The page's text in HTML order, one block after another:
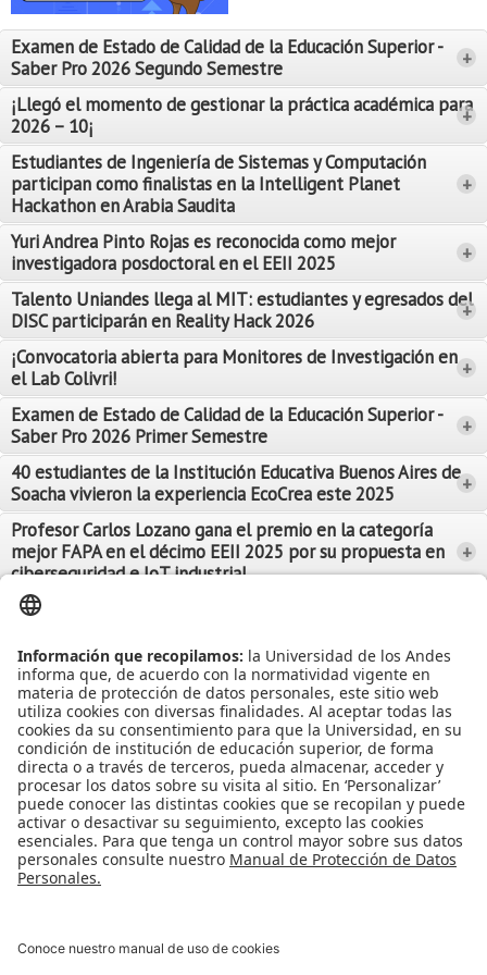
Examen de Estado de Calidad de la Educación Superior -
Saber Pro 2026 Segundo Semestre
+
Leer Más
¡Llegó el momento de gestionar la práctica académica para
2026 – 10¡
+
Leer Más
Estudiantes de Ingeniería de Sistemas y Computación
participan como finalistas en la Intelligent Planet
Hackathon en Arabia Saudita
+
Leer Más
Yuri Andrea Pinto Rojas es reconocida como mejor
investigadora posdoctoral en el EEII 2025
+
Leer Más
Talento Uniandes llega al MIT: estudiantes y egresados del
DISC participarán en Reality Hack 2026
+
Leer Más
¡Convocatoria abierta para Monitores de Investigación en
el Lab Colivri!
+
Leer Más
Examen de Estado de Calidad de la Educación Superior -
Saber Pro 2026 Primer Semestre
+
Leer Más
40 estudiantes de la Institución Educativa Buenos Aires de
Soacha vivieron la experiencia EcoCrea este 2025
+
Leer Más
Profesor Carlos Lozano gana el premio en la categoría
mejor FAPA en el décimo EEII 2025 por su propuesta en
ciberseguridad e IoT industrial
+
Leer Más
Ver más Noticias...
Ver más Eventos...
Apoyo Financiero
Reconocimiento como Universidad: Decreto 1297 del 30 de mayo de
Proyecto de grado
Reingreso
Reintegro
Retiro voluntario
Transferencia
Tarifas
Grado